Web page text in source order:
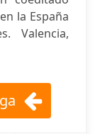
la España
Valencia,